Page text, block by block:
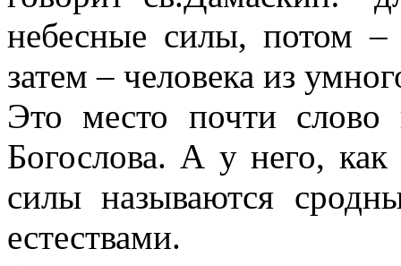
небесные силы, потом
затем – человека из
Это место почти слово
Богослова. А у него,
силы называются
естествами.